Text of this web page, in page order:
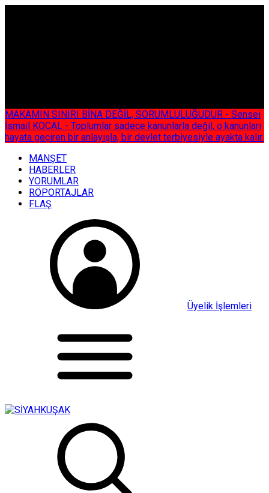
MAKAMIN SINIRI BİNA DEĞİL, SORUMLULUĞUDUR - Sensei
İsmail KOCAL - Toplumlar sadece kanunlarla değil, o kanunları
hayata geçiren bir anlayışla, bir devlet terbiyesiyle ayakta kalır.
MANŞET
HABERLER
YORUMLAR
RÖPORTAJLAR
FLAŞ
Üyelik İşlemleri